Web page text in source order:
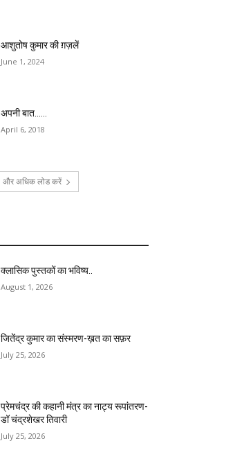
आशुतोष कुमार की ग़ज़लें
June 1, 2024
अपनी बात……
April 6, 2018
और अधिक लोड करें
क्लासिक पुस्तकों का भविष्य..
August 1, 2026
जितेंद्र कुमार का संस्मरण-ख़त का सफ़र
July 25, 2026
प्रेमचंद्र की कहानी मंत्र का नाट्य रूपांतरण-
डॉ चंद्रशेखर तिवारी
July 25, 2026